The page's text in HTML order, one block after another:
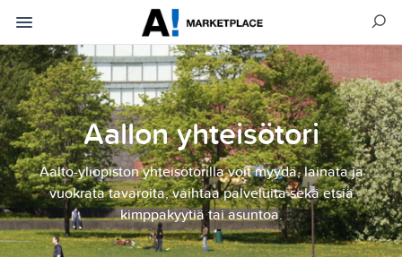
Aallon yhteisötori
Aalto-yliopiston yhteisötorilla voit myydä, lainata ja
vuokrata tavaroita, vaihtaa palveluita sekä etsiä
kimppakyytiä tai asuntoa.